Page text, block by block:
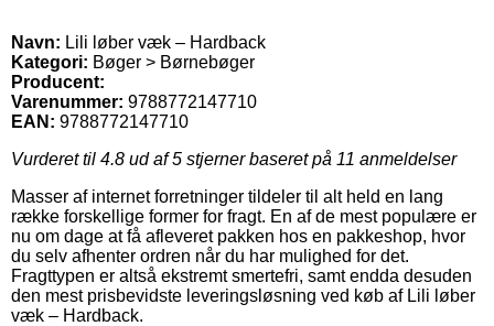
Navn: Lili løber væk – Hardback
Kategori: Bøger > Børnebøger
Producent:
Varenummer: 9788772147710
EAN: 9788772147710
Vurderet til 4.8 ud af 5 stjerner baseret på 11 anmeldelser
Masser af internet forretninger tildeler til alt held en lang
række forskellige former for fragt. En af de mest populære er
nu om dage at få afleveret pakken hos en pakkeshop, hvor
du selv afhenter ordren når du har mulighed for det.
Fragttypen er altså ekstremt smertefri, samt endda desuden
den mest prisbevidste leveringsløsning ved køb af Lili løber
væk – Hardback.